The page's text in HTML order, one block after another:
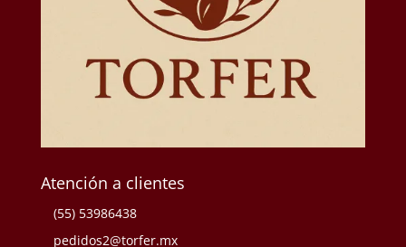
Atención a clientes
(55) 53986438
pedidos2@torfer.mx